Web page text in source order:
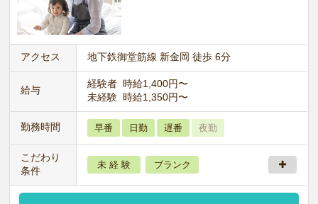
アクセス 地下鉄御堂筋線 新金岡 徒歩 6分
給与
経験者 時給1,400円〜
未経験 時給1,350円〜
勤務時間 早番 日勤 遅番 夜勤
こだわり
条件
未 経 験 ブランク